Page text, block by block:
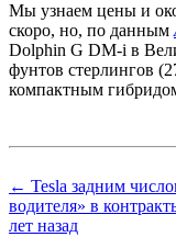
Мы узнаем цены и
скоро, но, по данным
Dolphin G DM-i в
фунтов стерлингов
компактным
← Tesla задним
водителя» в
лет назад